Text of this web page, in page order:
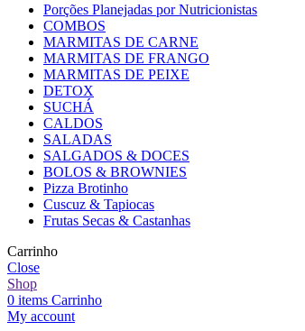
Porções Planejadas por Nutricionistas
COMBOS
MARMITAS DE CARNE
MARMITAS DE FRANGO
MARMITAS DE PEIXE
DETOX
SUCHÁ
CALDOS
SALADAS
SALGADOS & DOCES
BOLOS & BROWNIES
Pizza Brotinho
Cuscuz & Tapiocas
Frutas Secas & Castanhas
Carrinho
Close
Shop
0 items Carrinho
My account